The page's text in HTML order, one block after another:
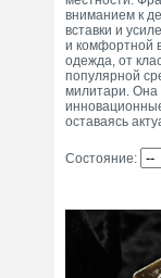
вниманием к
вставки и
и комфортной
одежда, от
популярной
милитари. Она
оставаясь
Состояние: